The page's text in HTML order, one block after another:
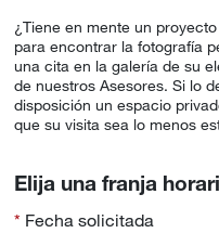
¿Tiene en mente un
para encontrar la fotografía
una cita en la galería de su
de nuestros Asesores. Si lo
disposición un espacio
que su visita sea lo menos
Elija una franja
Fecha solicitada